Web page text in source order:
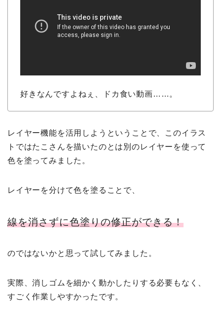
好きなんですよねぇ、ドカ食い動画……。
レイヤー機能を活用しようということで、このイラス
トではたこさんを描いたのとは別のレイヤーを使って
色を塗ってみました。
レイヤーを分けて色を塗ることで、
線を消さずに色塗りの修正ができる！
のではないかと思って試してみました。
実際、消しゴムを細かく動かしたりする必要もなく、
すごく作業しやすかったです。